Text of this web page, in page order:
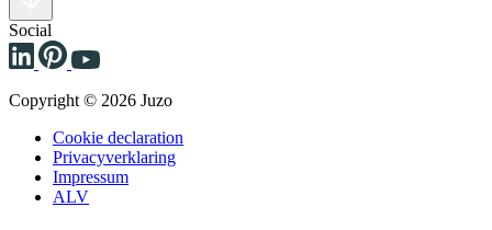
Social
Copyright © 2026 Juzo
Cookie declaration
Privacyverklaring
Impressum
ALV